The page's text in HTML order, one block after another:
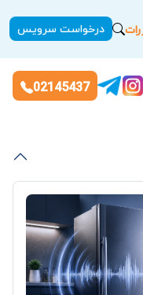
درخواست سرویس
02145437